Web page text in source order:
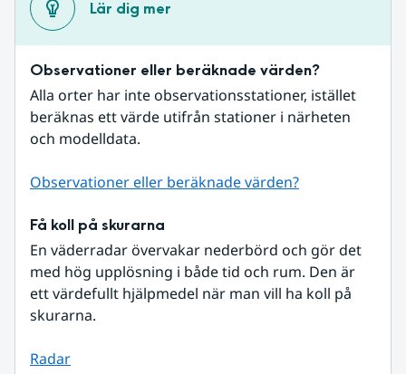
Lär dig mer
Observationer eller beräknade värden?
Alla orter har inte observationsstationer, istället
beräknas ett värde utifrån stationer i närheten
och modelldata.
Observationer eller beräknade värden?
Få koll på skurarna
En väderradar övervakar nederbörd och gör det
med hög upplösning i både tid och rum. Den är
ett värdefullt hjälpmedel när man vill ha koll på
skurarna.
Radar